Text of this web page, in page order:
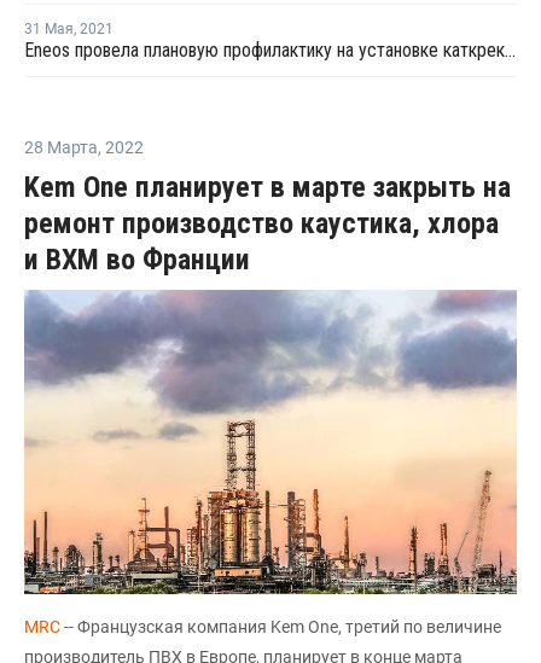
31 Мая, 2021
Eneos провела плановую профилактику на установке каткрекинга в Мидзусиме
28 Марта, 2022
Kem One планирует в марте закрыть на
ремонт производство каустика, хлора
и ВХМ во Франции
MRC-- Французская компания Kem One, третий по величине
производитель ПВХ в Европе, планирует в конце марта